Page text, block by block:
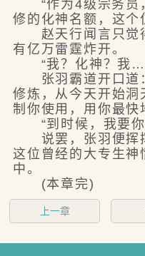
“作为4级宗务员
修的化神名额，这个
赵天行闻言只觉
有亿万雷霆炸开。
“我？化神？我
张羽霸道开口道
修炼，从今天开始洞
制你使用，用你最快
“到时候，我要你
说罢，张羽便挥
这位曾经的大专生神
中。
(本章完)
上一章